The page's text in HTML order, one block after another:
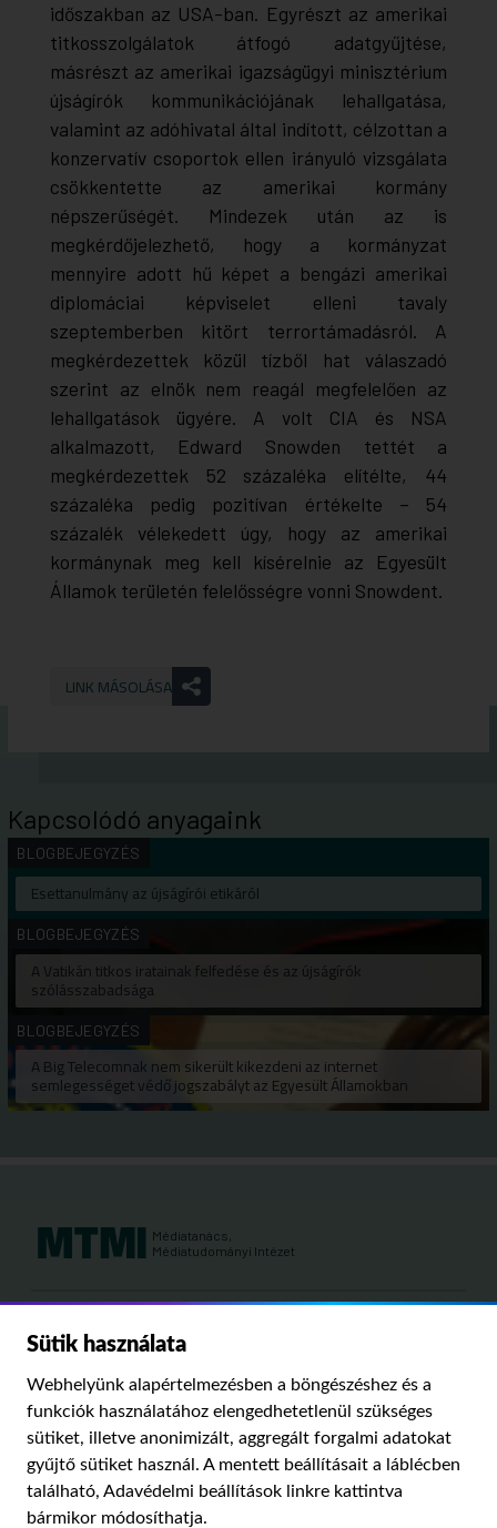
időszakban az USA-ban. Egyrészt az amerikai
titkosszolgálatok átfogó adatgyűjtése,
másrészt az amerikai igazságügyi minisztérium
újságírók kommunikációjának lehallgatása,
valamint az adóhivatal által indított, célzottan a
konzervatív csoportok ellen irányuló vizsgálata
csökkentette az amerikai kormány
népszerűségét. Mindezek után az is
megkérdőjelezhető, hogy a kormányzat
mennyire adott hű képet a bengázi amerikai
diplomáciai képviselet elleni tavaly
szeptemberben kitört terrortámadásról. A
megkérdezettek közül tízből hat válaszadó
szerint az elnök nem reagál megfelelően az
lehallgatások ügyére. A volt CIA és NSA
alkalmazott, Edward Snowden tettét a
megkérdezettek 52 százaléka elítélte, 44
százaléka pedig pozitívan értékelte – 54
százalék vélekedett úgy, hogy az amerikai
kormánynak meg kell kísérelnie az Egyesült
Államok területén felelősségre vonni Snowdent.
LINK MÁSOLÁSA
Kapcsolódó anyagaink
BLOGBEJEGYZÉS
Esettanulmány az újságírói etikáról
BLOGBEJEGYZÉS
A Vatikán titkos iratainak felfedése és az újságírók
szólásszabadsága
BLOGBEJEGYZÉS
A Big Telecomnak nem sikerült kikezdeni az internet
semlegességet védő jogszabályt az Egyesült Államokban
Sütik használata
Webhelyünk alapértelmezésben a böngészéshez és a
funkciók használatához elengedhetetlenül szükséges
sütiket, illetve anonimizált, aggregált forgalmi adatokat
gyűjtő sütiket használ. A mentett beállításait a láblécben
található, Adavédelmi beállítások linkre kattintva
bármikor módosíthatja.
Médiatanács,
Médiatudományi Intézet
Kutatási területeink:
MÉDIA ÉS TÁRSADALOM
PUBLIKÁCIÓINKRÓLUNKIMPRESSZUMSZERZŐI JOGOK
ADATVÉDELMI BEÁLLÍTÁSOK